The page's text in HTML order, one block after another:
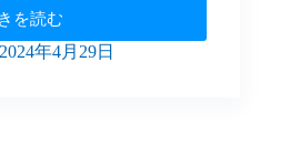
を読む
2024年4月29日